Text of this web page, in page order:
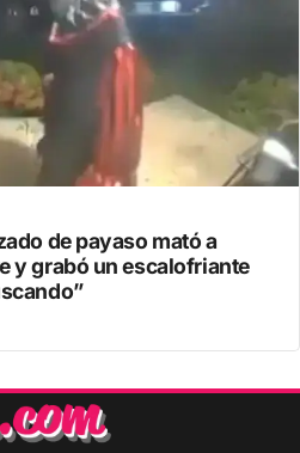
de payaso mató a
y grabó un escalofriante